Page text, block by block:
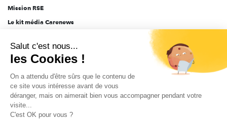
Mission RSE
Le kit média Carenews
AEF info
Novethic
PRODURABLE
Inclusiv Day
Salut c'est nous...
les Cookies !
On a attendu d'être sûrs que le contenu de
ce site vous intéresse avant de vous
déranger, mais on aimerait bien vous accompagner pendant votre
visite...
C'est OK pour vous ?